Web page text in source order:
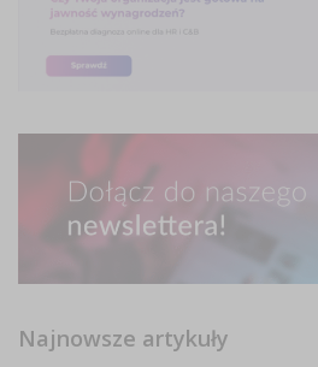
Najnowsze artykuły